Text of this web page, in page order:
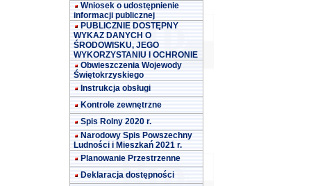
Wniosek o udostępnienie
informacji publicznej
PUBLICZNIE DOSTĘPNY
WYKAZ DANYCH O
ŚRODOWISKU, JEGO
WYKORZYSTANIU I OCHRONIE
Obwieszczenia Wojewody
Świętokrzyskiego
Instrukcja obsługi
Kontrole zewnętrzne
Spis Rolny 2020 r.
Narodowy Spis Powszechny
Ludności i Mieszkań 2021 r.
Planowanie Przestrzenne
Deklaracja dostępności